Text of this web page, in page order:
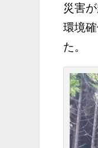
災害
環境
た。